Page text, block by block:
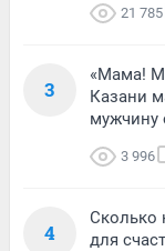
21 785
3
«Мама!
Казани
мужчину
3 996
4
Сколько
для